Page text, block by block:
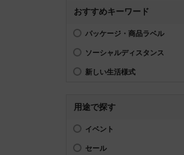
おすすめキーワード
パッケージ・商品ラベル
ソーシャルディスタンス
新しい生活様式
用途で探す
イベント
セール